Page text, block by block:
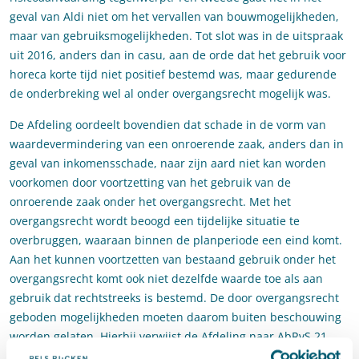
geval van Aldi niet om het vervallen van bouwmogelijkheden,
maar van gebruiksmogelijkheden. Tot slot was in de uitspraak
uit 2016, anders dan in casu, aan de orde dat het gebruik voor
horeca korte tijd niet positief bestemd was, maar gedurende
de onderbreking wel al onder overgangsrecht mogelijk was.
De Afdeling oordeelt bovendien dat schade in de vorm van
waardevermindering van een onroerende zaak, anders dan in
geval van inkomensschade, naar zijn aard niet kan worden
voorkomen door voortzetting van het gebruik van de
onroerende zaak onder het overgangsrecht. Met het
overgangsrecht wordt beoogd een tijdelijke situatie te
overbruggen, waaraan binnen de planperiode een eind komt.
Aan het kunnen voortzetten van bestaand gebruik onder het
overgangsrecht komt ook niet dezelfde waarde toe als aan
gebruik dat rechtstreeks is bestemd. De door overgangsrecht
geboden mogelijkheden moeten daarom buiten beschouwing
worden gelaten. Hierbij verwijst de Afdeling naar AbRvS 21
oktober 2015, nr. 201209349/1/V1.